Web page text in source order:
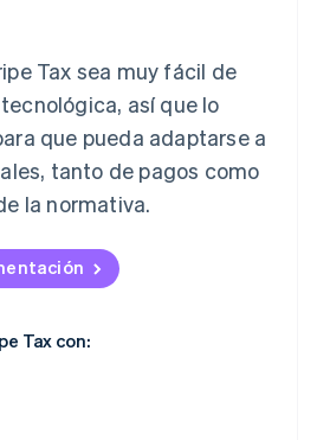
Tax sea muy fácil de
así que lo
que pueda adaptarse a
tanto de pagos como
la normativa.
Tax con: